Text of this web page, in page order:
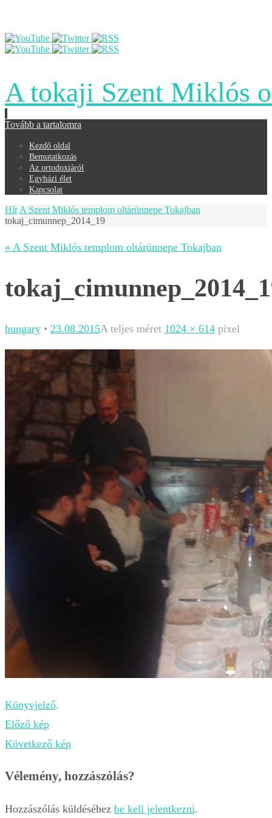
A tokaji Szent Miklós
Tovább a tartalomra
Kezdő oldal
Bemutatkozás
Az ortodoxiáról
Egyházi élet
Kapcsolat
Hír A Szent Miklós templom oltárünnepe Tokajban
tokaj_cimunnep_2014_19
« A Szent Miklós templom oltárünnepe Tokajban
hungary • 23.08.2015A teljes méret 1024 × 614 pixel
Könyvjelző.
Előző kép
Következő kép
Vélemény, hozzászólás?
Hozzászólás küldéséhez be kell jelentkezni.